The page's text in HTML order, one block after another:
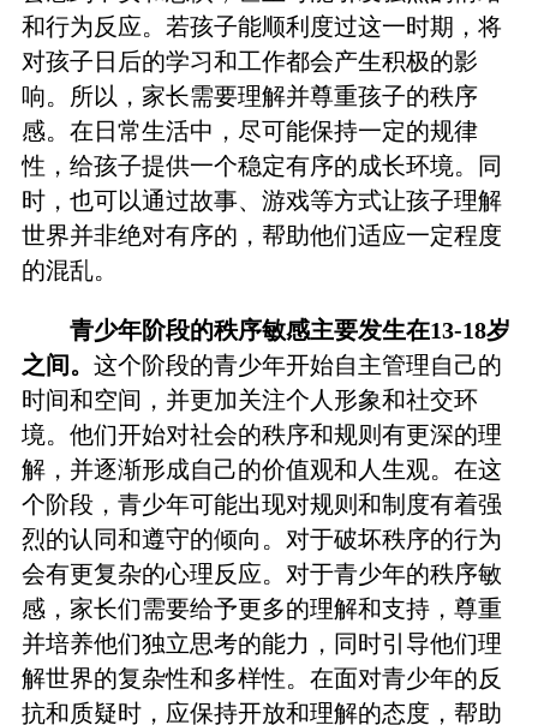
和行为反应。若孩子能顺利度过这一时期，将
对孩子日后的学习和工作都会产生积极的影
响。所以，家长需要理解并尊重孩子的秩序
感。在日常生活中，尽可能保持一定的规律
性，给孩子提供一个稳定有序的成长环境。同
时，也可以通过故事、游戏等方式让孩子理解
世界并非绝对有序的，帮助他们适应一定程度
的混乱。
青少年阶段的秩序敏感主要发生在13-18岁
之间。 这个阶段的青少年开始自主管理自己的
时间和空间，并更加关注个人形象和社交环
境。他们开始对社会的秩序和规则有更深的理
解，并逐渐形成自己的价值观和人生观。在这
个阶段，青少年可能出现对规则和制度有着强
烈的认同和遵守的倾向。对于破坏秩序的行为
会有更复杂的心理反应。对于青少年的秩序敏
感，家长们需要给予更多的理解和支持，尊重
并培养他们独立思考的能力，同时引导他们理
解世界的复杂性和多样性。在面对青少年的反
抗和质疑时，应保持开放和理解的态度，帮助